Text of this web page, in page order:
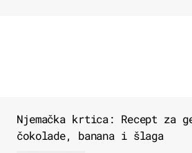
Njemačka krtica: Recept za
čokolade, banana i šlaga